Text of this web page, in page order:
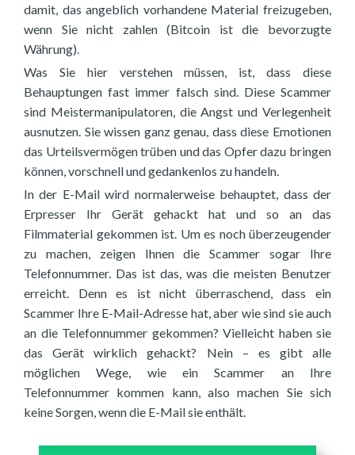
damit, das angeblich vorhandene Material freizugeben,
wenn Sie nicht zahlen (Bitcoin ist die bevorzugte
Währung).
Was Sie hier verstehen müssen, ist, dass diese
Behauptungen fast immer falsch sind. Diese Scammer
sind Meistermanipulatoren, die Angst und Verlegenheit
ausnutzen. Sie wissen ganz genau, dass diese Emotionen
das Urteilsvermögen trüben und das Opfer dazu bringen
können, vorschnell und gedankenlos zu handeln.
In der E-Mail wird normalerweise behauptet, dass der
Erpresser Ihr Gerät gehackt hat und so an das
Filmmaterial gekommen ist. Um es noch überzeugender
zu machen, zeigen Ihnen die Scammer sogar Ihre
Telefonnummer. Das ist das, was die meisten Benutzer
erreicht. Denn es ist nicht überraschend, dass ein
Scammer Ihre E-Mail-Adresse hat, aber wie sind sie auch
an die Telefonnummer gekommen? Vielleicht haben sie
das Gerät wirklich gehackt? Nein – es gibt alle
möglichen Wege, wie ein Scammer an Ihre
Telefonnummer kommen kann, also machen Sie sich
keine Sorgen, wenn die E-Mail sie enthält.